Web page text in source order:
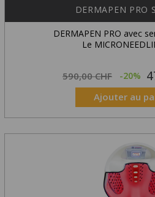
DERMAPEN PRO
DERMAPEN PRO avec
Le
Prix
habituel
590,00 CHF -20%
Ajouter au